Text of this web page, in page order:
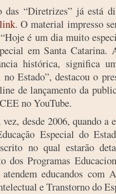
das “Diretrizes” já está
. O material impresso
é um dia muito
em Santa Catarina.
histórica, significa
Estado”, destacou o
de lançamento da
no YouTube.
desde 2006, quando a
Especial do
no qual estarão
dos Programas
educandos com
e Transtorno do